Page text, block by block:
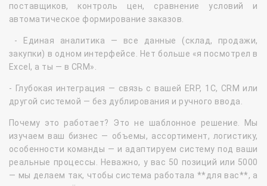
поставщиков, контроль цен, сравнение условий и
автоматическое формирование заказов.
- Единая аналитика — все данные (склад, продажи,
закупки) в одном интерфейсе. Нет больше «я посмотрел в
Excel, а ты — в CRM».
- Глубокая интеграция — связь с вашей ERP, 1С, CRM или
другой системой — без дублирования и ручного ввода.
Почему это работает? Это не шаблонное решение. Мы
изучаем ваш бизнес — объемы, ассортимент, логистику,
особенности команды — и адаптируем систему под ваши
реальные процессы. Неважно, у вас 50 позиций или 5000
— мы делаем так, чтобы система работала **для вас**, а